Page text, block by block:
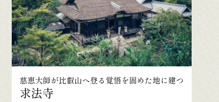
慈恵大師が比叡山へ登る覚悟を固めた地に建つ
求法寺